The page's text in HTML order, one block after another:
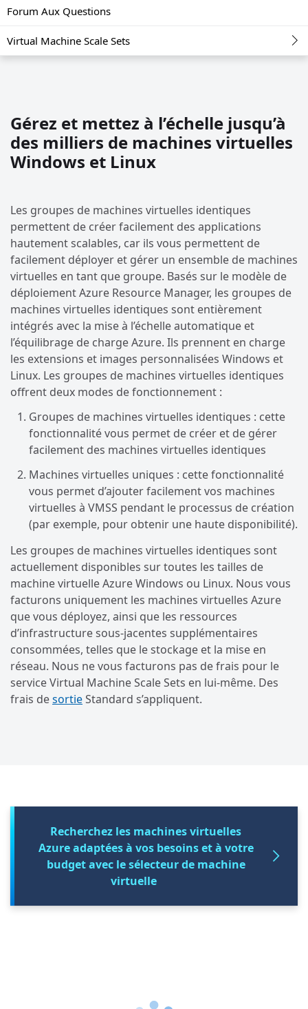
Forum Aux Questions
Virtual Machine Scale Sets
Gérez et mettez à l’échelle jusqu’à
des milliers de machines virtuelles
Windows et Linux
Les groupes de machines virtuelles identiques
permettent de créer facilement des applications
hautement scalables, car ils vous permettent de
facilement déployer et gérer un ensemble de machines
virtuelles en tant que groupe. Basés sur le modèle de
déploiement Azure Resource Manager, les groupes de
machines virtuelles identiques sont entièrement
intégrés avec la mise à l’échelle automatique et
l’équilibrage de charge Azure. Ils prennent en charge
les extensions et images personnalisées Windows et
Linux. Les groupes de machines virtuelles identiques
offrent deux modes de fonctionnement :
Groupes de machines virtuelles identiques : cette
fonctionnalité vous permet de créer et de gérer
facilement des machines virtuelles identiques
Machines virtuelles uniques : cette fonctionnalité
vous permet d’ajouter facilement vos machines
virtuelles à VMSS pendant le processus de création
(par exemple, pour obtenir une haute disponibilité).
Les groupes de machines virtuelles identiques sont
actuellement disponibles sur toutes les tailles de
machine virtuelle Azure Windows ou Linux. Nous vous
facturons uniquement les machines virtuelles Azure
que vous déployez, ainsi que les ressources
d’infrastructure sous-jacentes supplémentaires
consommées, telles que le stockage et la mise en
réseau. Nous ne vous facturons pas de frais pour le
service Virtual Machine Scale Sets en lui-même. Des
frais desortieStandard s’appliquent.
Recherchez les machines virtuelles
Azure adaptées à vos besoins et à votre
budget avec le sélecteur de machine
virtuelle